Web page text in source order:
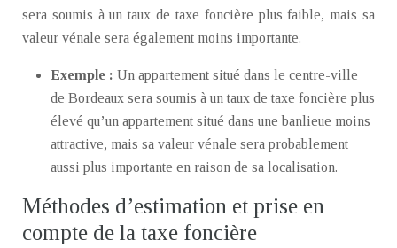
sera soumis à un taux de taxe foncière plus faible, mais sa
valeur vénale sera également moins importante.
Exemple : Un appartement situé dans le centre-ville
de Bordeaux sera soumis à un taux de taxe foncière plus
élevé qu’un appartement situé dans une banlieue moins
attractive, mais sa valeur vénale sera probablement
aussi plus importante en raison de sa localisation.
Méthodes d’estimation et prise en
compte de la taxe foncière